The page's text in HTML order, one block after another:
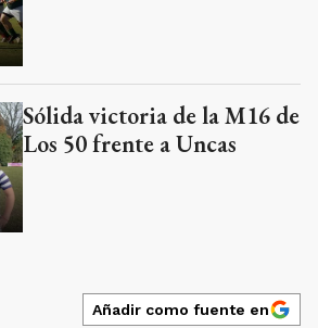
Sólida victoria de la M16 de
Los 50 frente a Uncas
Añadir como fuente en